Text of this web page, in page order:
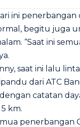
ini penerbangan
begitu juga
“Saat ini
saat ini lalu
dari ATC
catatan
km.
penerbangan